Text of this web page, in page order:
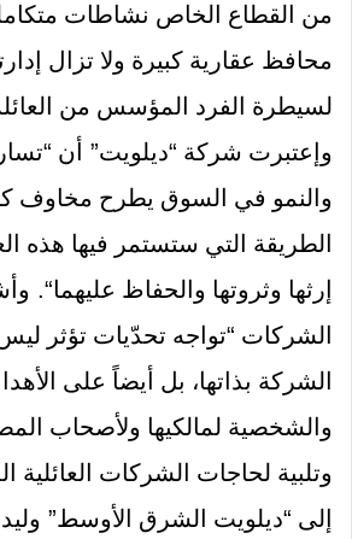
من القطاع الخاص نشاطات
محافظ عقارية كبيرة ولا تزال
لسيطرة الفرد المؤسس من العائلة
وإعتبرت شركة “ديلويت” أن “
والنمو في السوق يطرح مخاوف
الطريقة التي ستستمر فيها هذه
إرثها وثروتها والحفاظ عليهما“.
الشركات “تواجه تحدّيات تؤثر
الشركة بذاتها، بل أيضاً على
والشخصية لمالكيها ولأصحاب
وتلبية لحاجات الشركات العائلية
إلى “ديلويت الشرق الأوسط”